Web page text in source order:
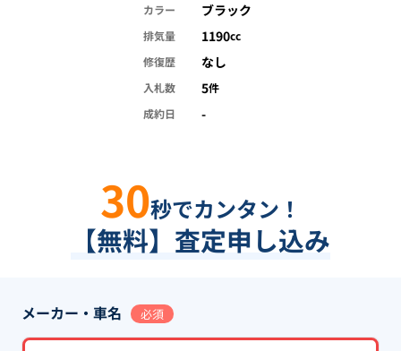
カラー
ブラック
排気量 1190cc
修復歴
なし
入札数 5件
成約日
-
30秒でカンタン！
【無料】査定申し込み
メーカー・車名 必須